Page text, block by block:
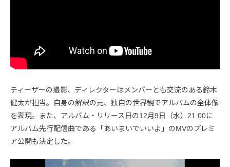
ティーザーの撮影、ディレクターはメンバーとも交流のある鈴木
健太が担当。自身の解釈の元、独自の世界観でアルバムの全体像
を表現。また、アルバム・リリース日の12月9日（水）21:00に
アルバム先行配信曲である「あいまいでいいよ」のMVのプレミ
ア公開も決定した。